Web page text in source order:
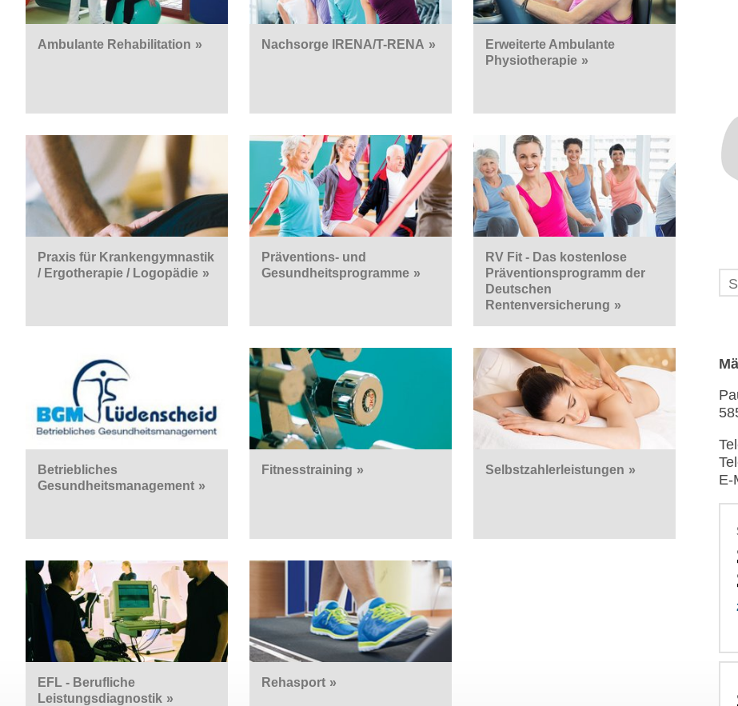
Ambulante Rehabilitation » Nachsorge IRENA/T-RENA »
Erweiterte Ambulante
Physiotherapie »
Praxis für Krankengymnastik
/ Ergotherapie / Logopädie »
Präventions- und
Gesundheitsprogramme »
RV Fit - Das kostenlose
Präventionsprogramm der
Deutschen
Rentenversicherung »
Betriebliches
Gesundheitsmanagement »
Fitnesstraining » Selbstzahlerleistungen »
EFL - Berufliche
Leistungsdiagnostik »
Rehasport »
E-